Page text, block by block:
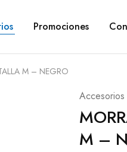
Promociones
M – NEGRO
Accesorios
M –